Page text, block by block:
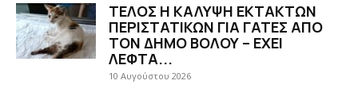
ΤΕΛΟΣ Η ΚΑΛΥΨΗ ΕΚΤΑΚΤΩΝ
ΠΕΡΙΣΤΑΤΙΚΩΝ ΓΙΑ ΓΑΤΕΣ ΑΠΟ
ΤΟΝ ΔΗΜΟ ΒΟΛΟΥ – ΕΧΕΙ
ΛΕΦΤΑ...
10 Αυγούστου 2026